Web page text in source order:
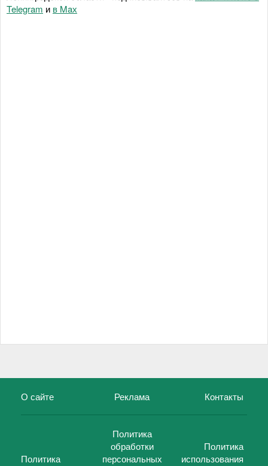
Telegram и в Maх
О сайте Реклама Контакты
Политика
Политика
обработки
персональных
Политика
использования